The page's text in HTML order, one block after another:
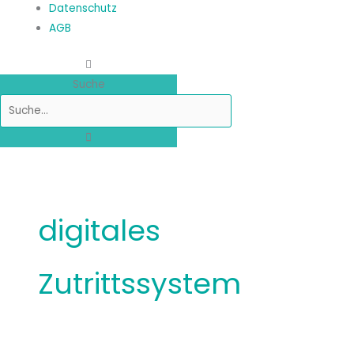
Datenschutz
AGB
Suche
digitales
Zutrittssystem